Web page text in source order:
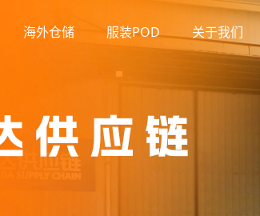
海外仓储 服装POD 关于我们